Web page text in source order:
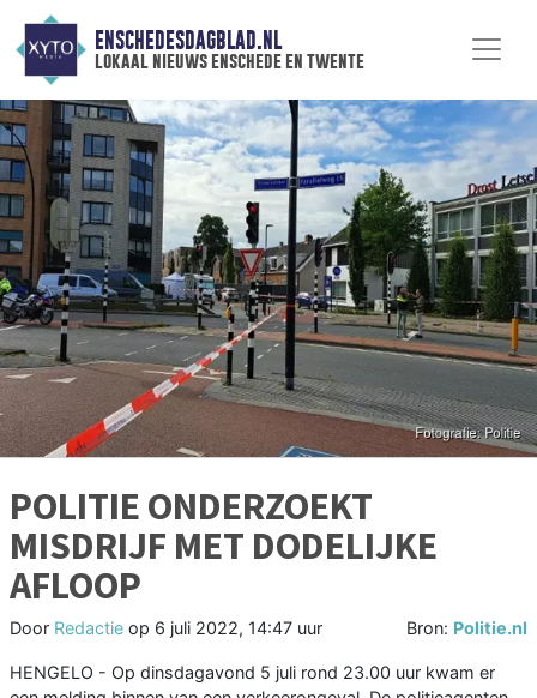
ENSCHEDESDAGBLAD.NL
lokaal nieuws enschede en twente
POLITIE ONDERZOEKT
MISDRIJF MET DODELIJKE
AFLOOP
Door Redactie op 6 juli 2022, 14:47 uur Bron: Politie.nl
HENGELO - Op dinsdagavond 5 juli rond 23.00 uur kwam er